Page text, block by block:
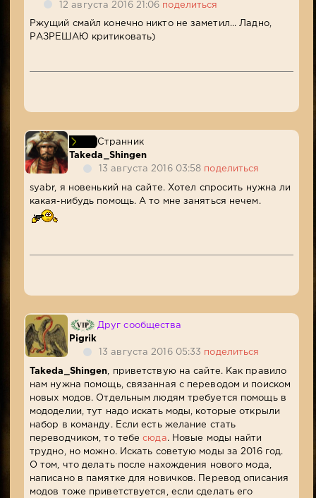
12 августа 2016 21:06 поделиться
Ржущий смайл конечно никто не заметил... Ладно,
РАЗРЕШАЮ критиковать)
Странник
Takeda_Shingen
13 августа 2016 03:58 поделиться
syabr, я новенький на сайте. Хотел спросить нужна ли
какая-нибудь помощь. А то мне заняться нечем.
Друг сообщества
Pigrik
13 августа 2016 05:33 поделиться
Takeda_Shingen , приветствую на сайте. Как правило
нам нужна помощь, связанная с переводом и поиском
новых модов. Отдельным людям требуется помощь в
мододелии, тут надо искать моды, которые открыли
набор в команду. Если есть желание стать
переводчиком, то тебесюда. Новые моды найти
трудно, но можно. Искать советую моды за 2016 год.
О том, что делать после нахождения нового мода,
написано в памятке для новичков. Перевод описания
модов тоже приветствуется, если сделать его